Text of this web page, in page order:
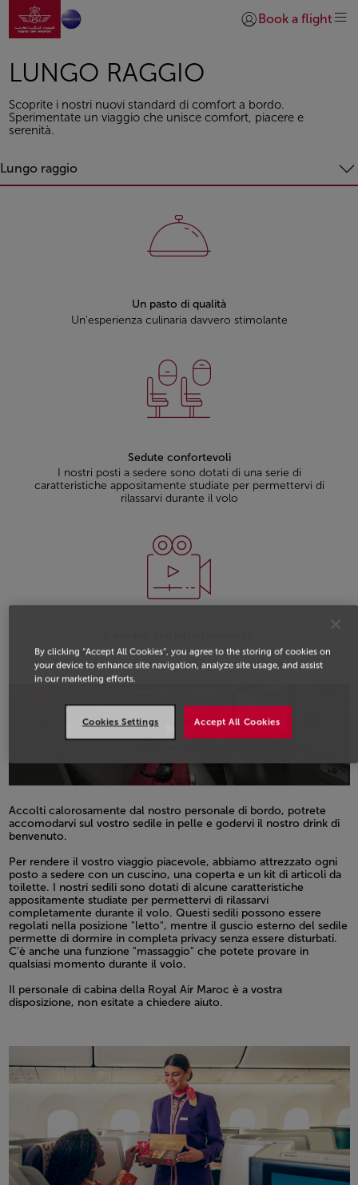
Skip to Main Content
Vai alla home page
Accedi | Unisciti)
Book a flight
LUNGO RAGGIO
Scoprite i nostri nuovi standard di comfort a bordo.
Sperimentate un viaggio che unisce comfort, piacere e
serenità.
Lungo raggio
Un pasto di qualità
Un'esperienza culinaria davvero stimolante
Sedute confortevoli
I nostri posti a sedere sono dotati di una serie di
caratteristiche appositamente studiate per permettervi di
rilassarvi durante il volo
Con Video on Demand, godetevi una selezione di oltre
45 programmi e più di 150 album musicali.
Accolti calorosamente dal nostro personale di bordo, potrete
accomodarvi sul vostro sedile in pelle e godervi il nostro drink di
benvenuto.
Open in a new window
Per rendere il vostro viaggio piacevole, abbiamo attrezzato ogni
posto a sedere con un cuscino, una coperta e un kit di articoli da
toilette. I nostri sedili sono dotati di alcune caratteristiche
appositamente studiate per permettervi di rilassarvi
completamente durante il volo. Questi sedili possono essere
regolati nella posizione "letto", mentre il guscio esterno del sedile
permette di dormire in completa privacy senza essere disturbati.
C'è anche una funzione "massaggio" che potete provare in
qualsiasi momento durante il volo.
Open in a new window
Il personale di cabina della Royal Air Maroc è a vostra
disposizione, non esitate a chiedere aiuto.
By clicking “Accept All Cookies”, you agree to the storing of cookies on
your device to enhance site navigation, analyze site usage, and assist
in our marketing efforts.
Accept All Cookies
Cookies Settings